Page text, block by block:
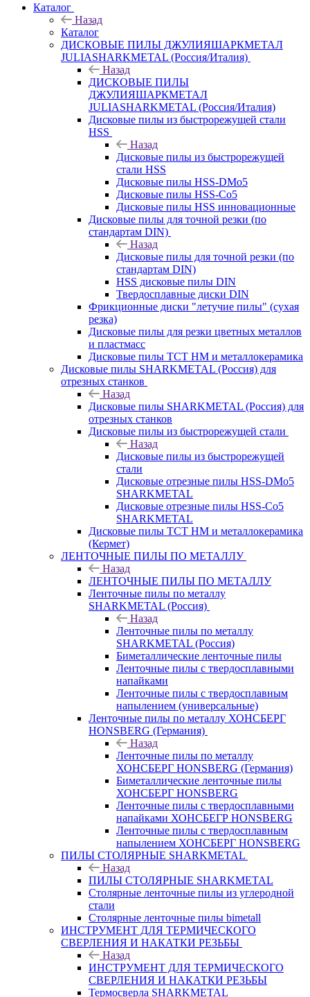
Каталог
Назад
Каталог
ДИСКОВЫЕ ПИЛЫ ДЖУЛИЯШАРКМЕТАЛ
JULIASHARKMETAL (Россия/Италия)
Назад
ДИСКОВЫЕ ПИЛЫ
ДЖУЛИЯШАРКМЕТАЛ
JULIASHARKMETAL (Россия/Италия)
Дисковые пилы из быстрорежущей стали
HSS
Назад
Дисковые пилы из быстрорежущей
стали HSS
Дисковые пилы HSS-DMo5
Дисковые пилы HSS-Co5
Дисковые пилы HSS инновационные
Дисковые пилы для точной резки (по
стандартам DIN)
Назад
Дисковые пилы для точной резки (по
стандартам DIN)
HSS дисковые пилы DIN
Твердосплавные диски DIN
Фрикционные диски "летучие пилы" (сухая
резка)
Дисковые пилы для резки цветных металлов
и пластмасс
Дисковые пилы ТСТ НМ и металлокерамика
Дисковые пилы SHARKMETAL (Россия) для
отрезных станков
Назад
Дисковые пилы SHARKMETAL (Россия) для
отрезных станков
Дисковые пилы из быстрорежущей стали
Назад
Дисковые пилы из быстрорежущей
стали
Дисковые отрезные пилы HSS-DMo5
SHARKMETAL
Дисковые отрезные пилы HSS-Co5
SHARKMETAL
Дисковые пилы ТСТ НМ и металлокерамика
(Кермет)
ЛЕНТОЧНЫЕ ПИЛЫ ПО МЕТАЛЛУ
Назад
ЛЕНТОЧНЫЕ ПИЛЫ ПО МЕТАЛЛУ
Ленточные пилы по металлу
SHARKMETAL (Россия)
Назад
Ленточные пилы по металлу
SHARKMETAL (Россия)
Биметаллические ленточные пилы
Ленточные пилы с твердосплавными
напайками
Ленточные пилы с твердосплавным
напылением (универсальные)
Ленточные пилы по металлу ХОНСБЕРГ
HONSBERG (Германия)
Назад
Ленточные пилы по металлу
ХОНСБЕРГ HONSBERG (Германия)
Биметаллические ленточные пилы
ХОНСБЕРГ HONSBERG
Ленточные пилы с твердосплавными
напайками ХОНСБЕГР HONSBERG
Ленточные пилы с твердосплавным
напылением ХОНСБЕРГ HONSBERG
ПИЛЫ СТОЛЯРНЫЕ SHARKMETAL
Назад
ПИЛЫ СТОЛЯРНЫЕ SHARKMETAL
Столярные ленточные пилы из углеродной
стали
Столярные ленточные пилы bimetall
ИНСТРУМЕНТ ДЛЯ ТЕРМИЧЕСКОГО
СВЕРЛЕНИЯ И НАКАТКИ РЕЗЬБЫ
Назад
ИНСТРУМЕНТ ДЛЯ ТЕРМИЧЕСКОГО
СВЕРЛЕНИЯ И НАКАТКИ РЕЗЬБЫ
Термосверла SHARKMETAL